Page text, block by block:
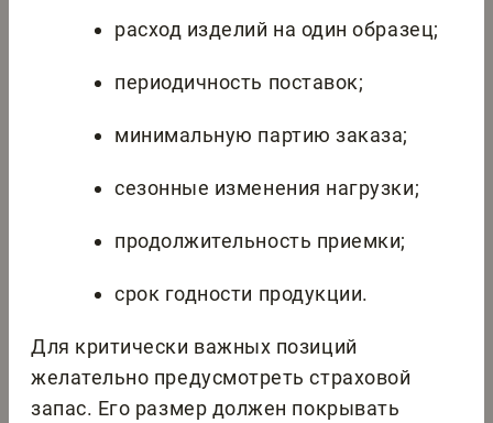
расход изделий на один образец;
периодичность поставок;
минимальную партию заказа;
сезонные изменения нагрузки;
продолжительность приемки;
срок годности продукции.
Для критически важных позиций
желательно предусмотреть страховой
запас. Его размер должен покрывать